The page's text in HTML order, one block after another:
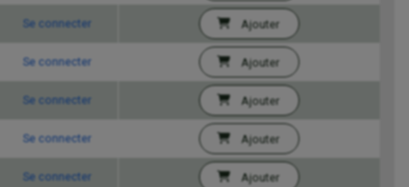
Se connecter Ajouter
Se connecter Ajouter
Se connecter Ajouter
Se connecter Ajouter
Se connecter Ajouter